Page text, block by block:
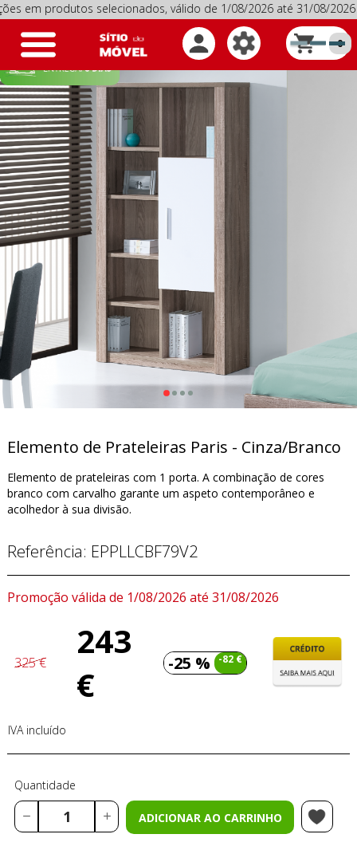
produtos selecionados, válido de 1/08/2026 até 31/08/2026
Toggle
navigation 0
Elemento de Prateleiras Paris - Cinza/Branco
Elemento de prateleiras com 1 porta. A combinação de cores
branco com carvalho garante um aspeto contemporâneo e
acolhedor à sua divisão.
Referência: EPPLLCBF79V2
Promoção válida de 1/08/2026 até 31/08/2026
325 €
243
€
-25 % -82 €
IVA incluído
Quantidade
ADICIONAR AO CARRINHO